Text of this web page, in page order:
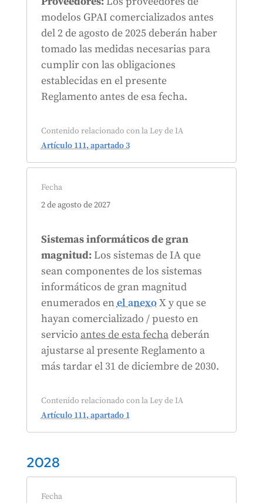
modelos GPAI comercializados antes
del 2 de agosto de 2025 deberán haber
tomado las medidas necesarias para
cumplir con las obligaciones
establecidas en el presente
Reglamento antes de esa fecha.
Contenido relacionado con la Ley de IA
Artículo 111, apartado 3
Fecha
2 de agosto de 2027
Sistemas informáticos de gran
magnitud:Los sistemas de IA que
sean componentes de los sistemas
informáticos de gran magnitud
enumerados enel anexoX y que se
hayan comercializado / puesto en
servicio antes de esta fechadeberán
ajustarse al presente Reglamento a
más tardar el 31 de diciembre de 2030.
Contenido relacionado con la Ley de IA
Artículo 111, apartado 1
2028
Fecha